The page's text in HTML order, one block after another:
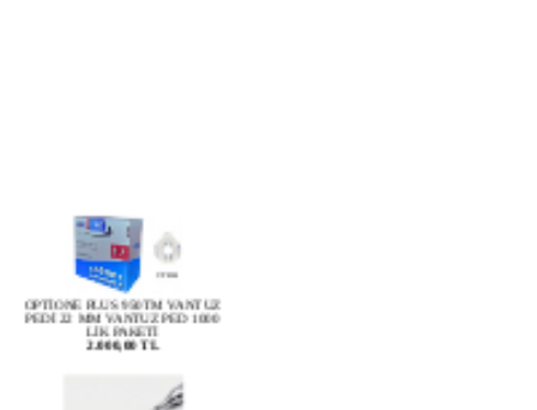
OPTİONE PLUS 950TM VANTUZ
PEDİ 22 MM VANTUZ PED 1000
LİK PAKETİ
2.000,00 TL